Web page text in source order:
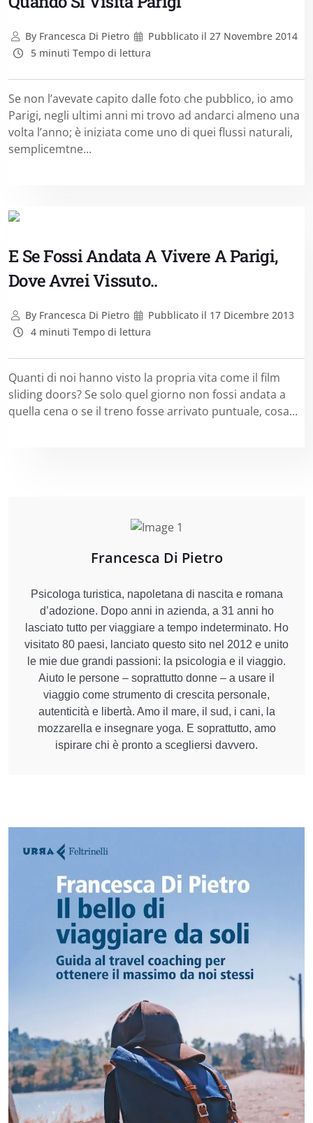
ByFrancesca Di Pietro Pubblicato il 27 Novembre 2014
5 minuti Tempo di lettura
Se non l’avevate capito dalle foto che pubblico, io amo
Parigi, negli ultimi anni mi trovo ad andarci almeno una
volta l’anno; è iniziata come uno di quei flussi naturali,
semplicemtne...
E Se Fossi Andata A Vivere A Parigi,
Dove Avrei Vissuto..
ByFrancesca Di Pietro Pubblicato il 17 Dicembre 2013
4 minuti Tempo di lettura
Quanti di noi hanno visto la propria vita come il film
sliding doors? Se solo quel giorno non fossi andata a
quella cena o se il treno fosse arrivato puntuale, cosa...
Francesca Di Pietro
Psicologa turistica, napoletana di nascita e romana
d’adozione. Dopo anni in azienda, a 31 anni ho
lasciato tutto per viaggiare a tempo indeterminato. Ho
visitato 80 paesi, lanciato questo sito nel 2012 e unito
le mie due grandi passioni: la psicologia e il viaggio.
Aiuto le persone – soprattutto donne – a usare il
viaggio come strumento di crescita personale,
autenticità e libertà. Amo il mare, il sud, i cani, la
mozzarella e insegnare yoga. E soprattutto, amo
ispirare chi è pronto a scegliersi davvero.